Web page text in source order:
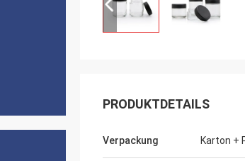
PRODUKTDETAILS
Verpackung Karton +